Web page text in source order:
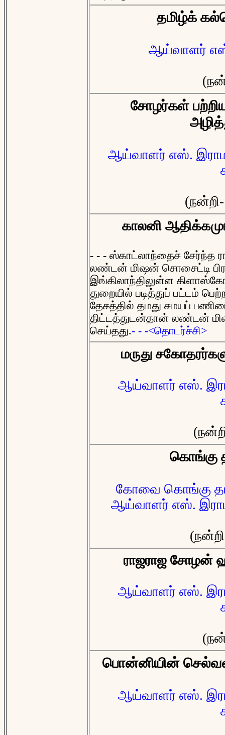
தமிழ்க்
ஆய்வாளர்
சோழர்கள்
ஆய்வாளர் எஸ்.
காலனி
- - - ஸ்காட்லாந்தைச் சேர்ந்த
லண்டன் மிஷன் சொசைட்டி
இங்கிலாந்திலுள்ள
துறையில் படித்துப் பட்டம்
தேசத்தில் தமது சமயப்
திட்டத்துடன்தான் லண்டன்
செய்தது.- - -<தொடர்ச்சி>
மருது
ஆய்வாளர் எஸ்.
கொங்கு
கோவை கொங்கு
ஆய்வாளர் எஸ்.
ராஜராஜ சோழன்
ஆய்வாளர் எஸ்.
பொன்னியின்
ஆய்வாளர் எஸ்.